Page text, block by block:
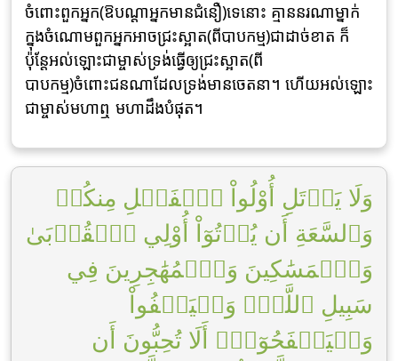
ចំពោះពួកអ្នក(ឱបណ្តាអ្នកមានជំនឿ)ទេនោះ គ្មាននរណាម្នាក់
ក្នុងចំណោមពួកអ្នកអាចជ្រះស្អាត(ពីបាបកម្ម)ជាដាច់ខាត ក៏
ប៉ុន្តែអល់ឡោះជាម្ចាស់ទ្រង់ធ្វើឲ្យជ្រះស្អាត(ពី
បាបកម្ម)ចំពោះជនណាដែលទ្រង់មានចេតនា។ ហើយអល់ឡោះ
ជាម្ចាស់មហាឮ មហាដឹងបំផុត។
وَلَا يَأۡتَلِ أُوْلُواْ ٱلۡفَضۡلِ مِنكُمۡ
وَٱلسَّعَةِ أَن يُؤۡتُوٓاْ أُوْلِي ٱلۡقُرۡبَىٰ
وَٱلۡمَسَٰكِينَ وَٱلۡمُهَٰجِرِينَ فِي
سَبِيلِ ٱللَّهِۖ وَلۡيَعۡفُواْ
وَلۡيَصۡفَحُوٓاْۗ أَلَا تُحِبُّونَ أَن